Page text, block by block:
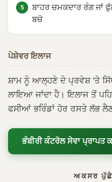
ਬਾਹਰ ਚਮਕਦਾਰ ਰੰਗ ਜਾਂ
ਬਚੋ
ਪੇਸ਼ੇਵਰ ਇਲਾਜ
ਸ਼ਾਮ ਨੂੰ ਆਲ੍ਹਣੇ ਦੇ ਪ੍ਰਵੇਸ਼ 'ਤੇ
ਲਾਇਆ ਜਾਂਦਾ ਹੈ। ਇਲਾਜ ਤੋਂ
ਫਸੀਆਂ ਭਰਿੰਡਾਂ ਹੋਰ ਰਸਤੇ ਲੱਭ
ਭੰਬੀਰੀ ਕੰਟਰੋਲ ਸੇਵਾ ਪ੍ਰਾਪਤ
ਅਕਸਰ ਪੁੱਛੇ